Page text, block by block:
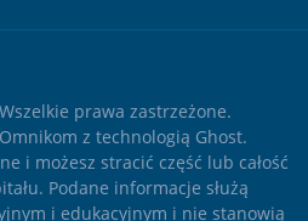
prawa zastrzeżone.
Omnikom z technologią Ghost.
i możesz stracić część lub całość
Podane informacje służą
i edukacyjnym i nie stanowią